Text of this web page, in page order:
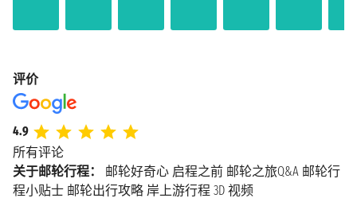
评价
4.9
所有评论
关于邮轮行程：
邮轮好奇心 启程之前 邮轮之旅Q&A 邮轮行
程小贴士 邮轮出行攻略 岸上游行程 3D 视频